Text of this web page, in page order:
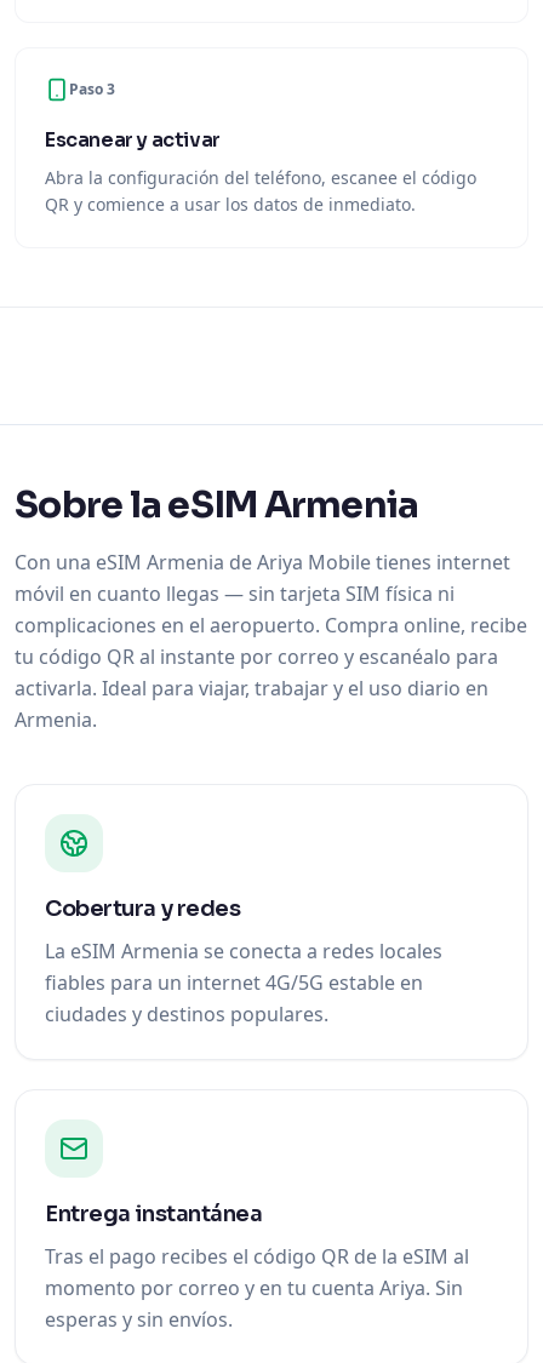
Paso 3
Escanear y activar
Abra la configuración del teléfono, escanee el código
QR y comience a usar los datos de inmediato.
Sobre la eSIM Armenia
Con una eSIM Armenia de Ariya Mobile tienes internet
móvil en cuanto llegas — sin tarjeta SIM física ni
complicaciones en el aeropuerto. Compra online, recibe
tu código QR al instante por correo y escanéalo para
activarla. Ideal para viajar, trabajar y el uso diario en
Armenia.
Cobertura y redes
La eSIM Armenia se conecta a redes locales
fiables para un internet 4G/5G estable en
ciudades y destinos populares.
Entrega instantánea
Tras el pago recibes el código QR de la eSIM al
momento por correo y en tu cuenta Ariya. Sin
esperas y sin envíos.